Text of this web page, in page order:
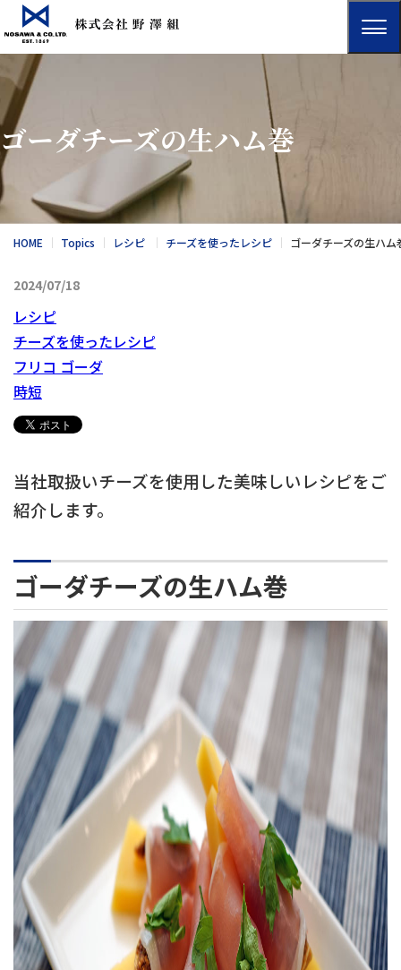
ゴーダチーズの生ハム巻
HOME Topics レシピ チーズを使ったレシピ ゴーダチーズの生ハム
2024/07/18
レシピ
チーズを使ったレシピ
フリコ ゴーダ
時短
当社取扱いチーズを使用した美味しいレシピをご
紹介します。
ゴーダチーズの生ハム巻